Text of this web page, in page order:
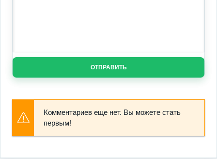
ОТПРАВИТЬ
Комментариев еще нет. Вы можете стать
первым!